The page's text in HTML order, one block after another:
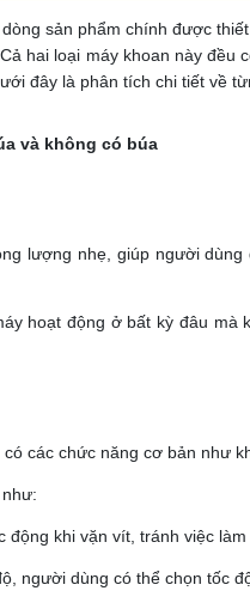
sản phẩm chính được
hai loại máy khoan này
đây là phân tích chi tiết về
và không có búa
lượng nhẹ, giúp người
hoạt động ở bất kỳ đâu
các chức năng cơ bản như
khi vặn vít, tránh việc làm
người dùng có thể chọn tốc